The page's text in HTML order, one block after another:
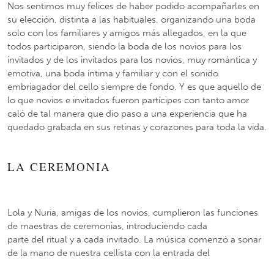
Nos sentimos muy felices de haber podido acompañarles en
su elección, distinta a las habituales, organizando una boda
solo con los familiares y amigos más allegados, en la que
todos participaron, siendo la boda de los novios para los
invitados y de los invitados para los novios, muy romántica y
emotiva, una boda íntima y familiar y con el sonido
embriagador del cello siempre de fondo. Y es que aquello de
lo que novios e invitados fueron partícipes con tanto amor
caló de tal manera que dio paso a una experiencia que ha
quedado grabada en sus retinas y corazones para toda la vida.
LA CEREMONIA
Lola y Nuria, amigas de los novios, cumplieron las funciones
de maestras de ceremonias, introduciendo cada
parte del ritual y a cada invitado. La música comenzó a sonar
de la mano de nuestra cellista con la entrada del